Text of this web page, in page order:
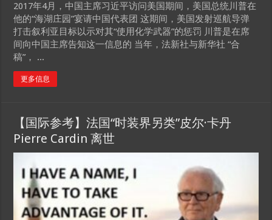
2017年4月，中国主席习近平访问美国期间，美国总统川普在
他的“海湖庄园”宴请中国代表团 这期间，美国发射巡航导弹
打击叙利亚目标以示对其“使用化学武器”的惩罚 川普是在席
间向中国主席告知这一信息的 当年，法新社与新华社 “合
稿”， ...
更多信息
【国际参考】法国“时装界另类”皮尔·卡丹
Pierre Cardin 离世